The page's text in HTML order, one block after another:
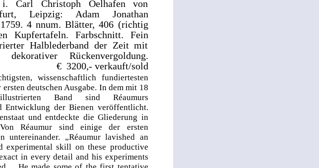
Christoph Oelhafen von
Leipzig: Adam Jonathan
4 nnum. Blätter, 406 (richtig
Kupfertafeln. Farbschnitt. Fein
Halblederband der Zeit mit
Rückenvergoldung.
€ 3200,- verkauft/sold
wissenschaftlich fundiertesten
deutschen Ausgabe. In dem mit 18
Band sind Réaumurs
Entwicklung der Bienen veröffentlicht.
und entdeckte die Gliederung in
Réaumur sind einige der ersten
untereinander. „Réaumur lavished an
experimental skill on these productive
in every detail and his experiments